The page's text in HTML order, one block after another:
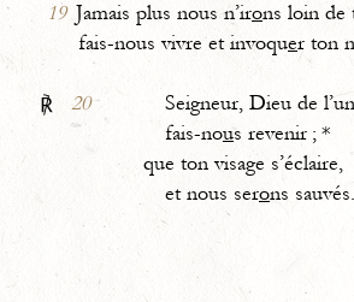
19 Jamais plus nous n’irons loin de
fais-nous vivre et invoquer ton
℟ 20
Seigneur, Dieu de
fais-nous revenir ; *
que ton visage s’éclaire,
et nous serons sauvés.